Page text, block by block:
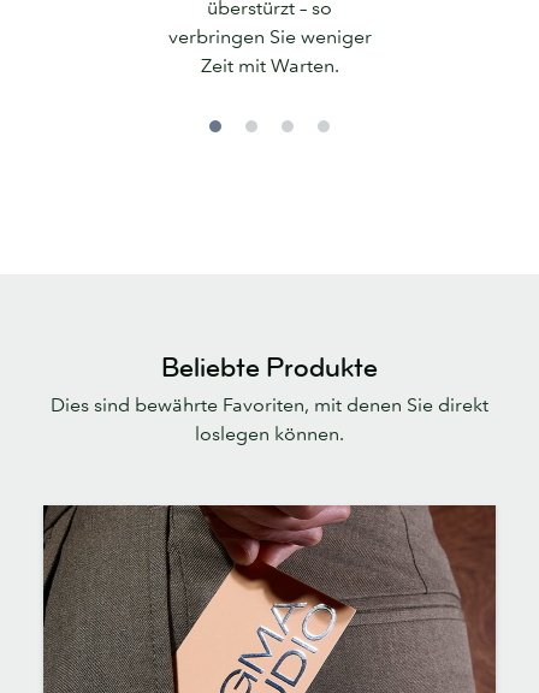
überstürzt – so
verbringen Sie weniger
Zeit mit Warten.
Beliebte Produkte
Dies sind bewährte Favoriten, mit denen Sie direkt
loslegen können.